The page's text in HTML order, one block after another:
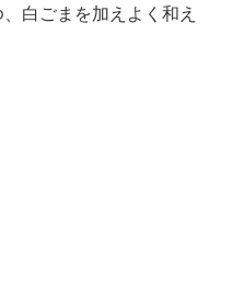
白ごまを加えよく和え